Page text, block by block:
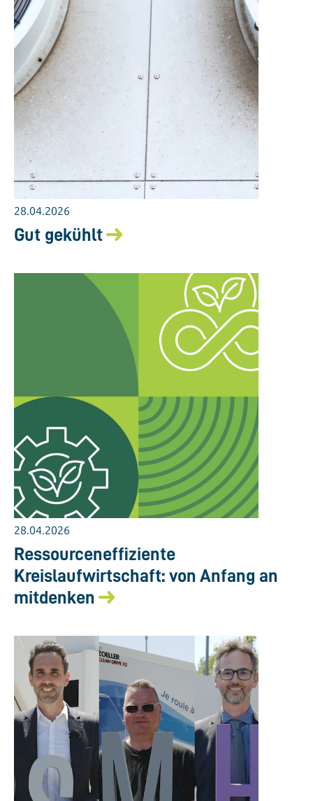
28.04.2026
Gut gekühlt
28.04.2026
Ressourceneffiziente
Kreislaufwirtschaft: von Anfang an
mitdenken